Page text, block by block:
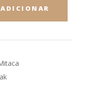
ADICIONAR